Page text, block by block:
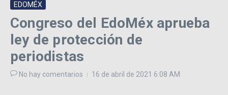
EDOMÉX
Congreso del EdoMéx aprueba
ley de protección de
periodistas
No hay comentarios 16 de abril de 2021 6:08 AM